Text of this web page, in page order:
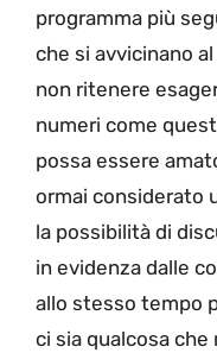
programma più
che si avvicinano
non ritenere
numeri come
possa essere
ormai considerato
la possibilità di
in evidenza dalle
allo stesso tempo
ci sia qualcosa che